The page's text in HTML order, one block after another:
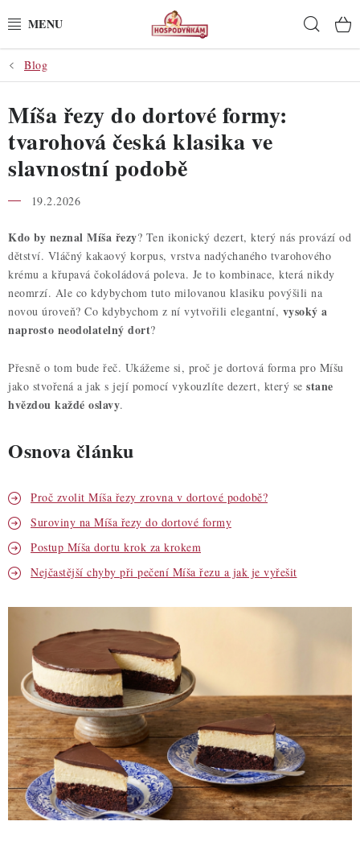
na
POTŘEBY
POMŮCKY
SUROVINY
DEKORACE
PRO OSLAVY
DO KUCHYNĚ
POCHUTINY
ZDRAVÉ PEČENÍ
DÁRKOVÉ POUKAZY
TÉMATICKÉ PRODUKTY
NOVÉ ZBOŽÍ
ZNAČKY
Hodnocení obchodu
Blog
Moje objednávka
Podmínky ochrany osobních údajů
Blog
Míša řezy do dortové formy:
tvarohová česká klasika ve
slavnostní podobě
19.2.2026
Kdo by neznal Míša řezy? Ten ikonický dezert, který nás provází od
dětství. Vláčný kakaový korpus, vrstva nadýchaného tvarohového
krému a křupavá čokoládová poleva. Je to kombinace, která nikdy
neomrzí. Ale co kdybychom tuto milovanou klasiku povýšili na
novou úroveň? Co kdybychom z ní vytvořili elegantní, vysoký a
naprosto neodolatelný dort?
Přesně o tom bude řeč. Ukážeme si, proč je dortová forma pro Míšu
jako stvořená a jak s její pomocí vykouzlíte dezert, který se stane
hvězdou každé oslavy.
Osnova článku
Proč zvolit Míša řezy zrovna v dortové podobě?
Suroviny na Míša řezy do dortové formy
Postup Míša dortu krok za krokem
Nejčastější chyby při pečení Míša řezu a jak je vyřešit